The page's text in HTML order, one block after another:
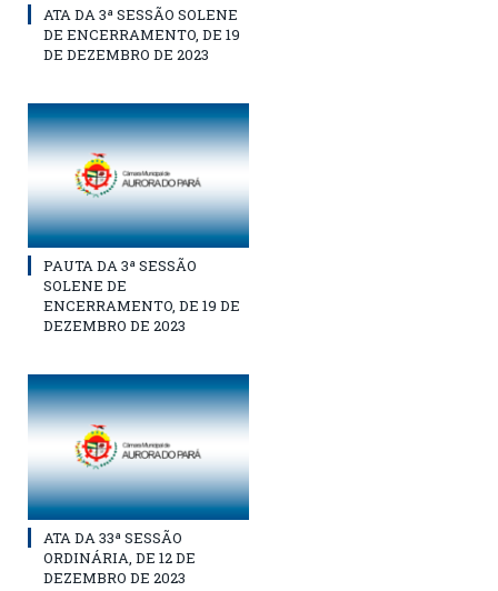
ATA DA 3ª SESSÃO SOLENE
DE ENCERRAMENTO, DE 19
DE DEZEMBRO DE 2023
PAUTA DA 3ª SESSÃO
SOLENE DE
ENCERRAMENTO, DE 19 DE
DEZEMBRO DE 2023
ATA DA 33ª SESSÃO
ORDINÁRIA, DE 12 DE
DEZEMBRO DE 2023